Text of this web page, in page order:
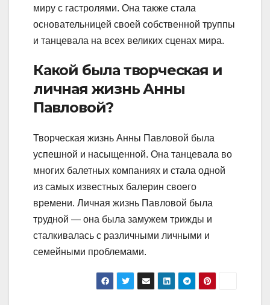
миру с гастролями. Она также стала
основательницей своей собственной труппы
и танцевала на всех великих сценах мира.
Какой была творческая и
личная жизнь Анны
Павловой?
Творческая жизнь Анны Павловой была
успешной и насыщенной. Она танцевала во
многих балетных компаниях и стала одной
из самых известных балерин своего
времени. Личная жизнь Павловой была
трудной — она была замужем трижды и
сталкивалась с различными личными и
семейными проблемами.